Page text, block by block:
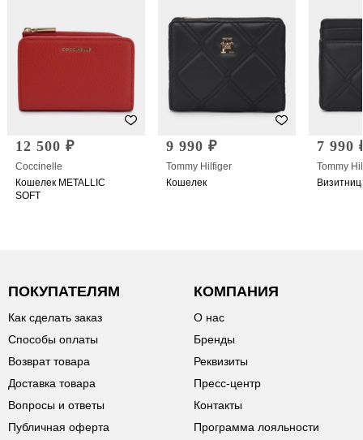
12 500 ₽
Coccinelle
Кошелек METALLIC
SOFT
9 990 ₽
Tommy Hilfiger
Кошелек
7 990
Tommy
ПОКУПАТЕЛЯМ
Как сделать заказ
Способы оплаты
Возврат товара
Доставка товара
Вопросы и ответы
Публичная оферта
КОМПАНИЯ
О нас
Бренды
Реквизиты
Пресс-центр
Контакты
Программа лояльности